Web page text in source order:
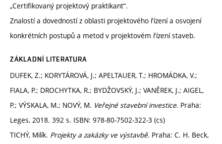
„Certifikovaný projektový praktikant“.
Znalostí a dovedností z oblasti projektového řízení a osvojení
konkrétních postupů a metod v projektovém řízení staveb.
ZÁKLADNÍ LITERATURA
DUFEK, Z.; KORYTÁROVÁ, J.; APELTAUER, T.; HROMÁDKA, V.;
FIALA, P.; DROCHYTKA, R.; BYDŽOVSKÝ, J.; VANĚREK, J.; AIGEL,
P.; VÝSKALA, M.; NOVÝ, M. Veřejné stavební investice. Praha:
Leges, 2018. 392 s. ISBN: 978-80-7502-322-3 (cs)
TICHÝ, Milík. Projekty a zakázky ve výstavbě. Praha: C. H. Beck,